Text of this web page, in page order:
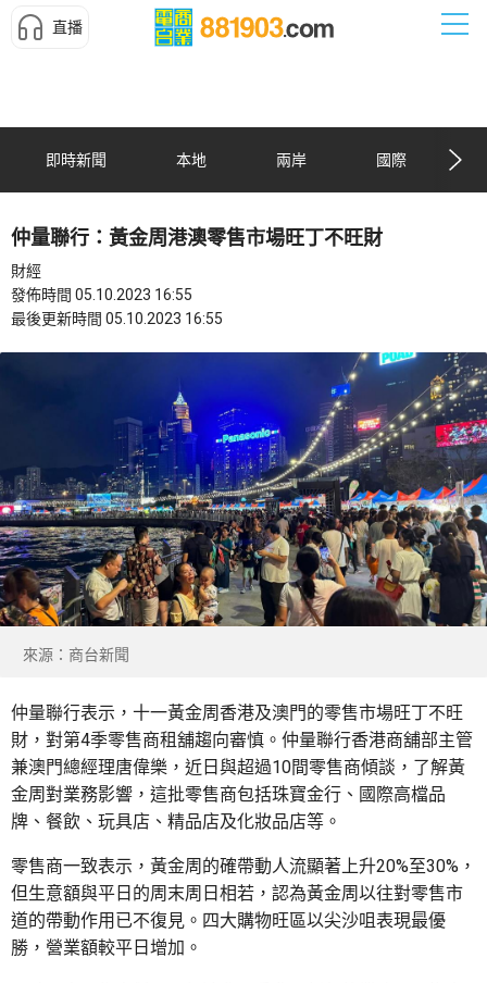
直播
即時新聞 本地 兩岸 國際
仲量聯行：黃金周港澳零售市場旺丁不旺財
財經
發佈時間 05.10.2023 16:55
最後更新時間 05.10.2023 16:55
來源：商台新聞
仲量聯行表示，十一黃金周香港及澳門的零售市場旺丁不旺
財，對第4季零售商租舖趨向審慎。仲量聯行香港商舖部主管
兼澳門總經理唐偉樂，近日與超過10間零售商傾談，了解黃
金周對業務影響，這批零售商包括珠寶金行、國際高檔品
牌、餐飲、玩具店、精品店及化妝品店等。
零售商一致表示，黃金周的確帶動人流顯著上升20%至30%，
但生意額與平日的周末周日相若，認為黃金周以往對零售市
道的帶動作用已不復見。四大購物旺區以尖沙咀表現最優
勝，營業額較平日增加。